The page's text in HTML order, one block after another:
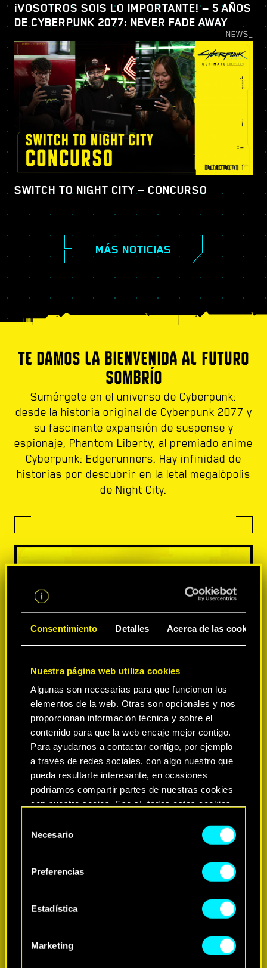
Consentimiento Detalles Acerca de las cookies
Nuestra página web utiliza cookies
Algunas son necesarias para que funcionen los
elementos de la web. Otras son opcionales y nos
proporcionan información técnica y sobre el
contenido para que la web encaje mejor contigo.
Para ayudarnos a contactar contigo, por ejemplo
a través de redes sociales, con algo nuestro que
pueda resultarte interesante, en ocasiones
podríamos compartir partes de nuestras cookies
con nuestro socios. Eso sí, todas estas cookies
Encontrarás todos los detalles sobre nuestro uso
preferencias al respecto en el menú «Ajustes» de
Necesario
Preferencias
Estadística
Marketing
¡VOSOTROS SOIS LO IMPORTANTE! — 5 AÑOS
DE CYBERPUNK 2077: NEVER FADE AWAY
NEWS_
SWITCH TO NIGHT CITY — CONCURSO
MÁS NOTICIAS
TE DAMOS LA BIENVENIDA AL FUTURO
SOMBRÍO
Sumérgete en el universo de Cyberpunk:
desde la historia original de Cyberpunk 2077 y
su fascinante expansión de suspense y
espionaje, Phantom Liberty, al premiado anime
Cyberpunk: Edgerunners. Hay infinidad de
historias por descubrir en la letal megalópolis
de Night City.